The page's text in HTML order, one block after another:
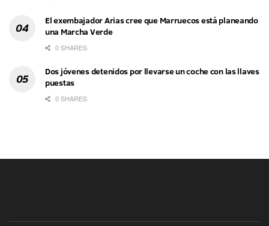
El exembajador Arias cree que Marruecos está planeando
una Marcha Verde
0 SHARES
Dos jóvenes detenidos por llevarse un coche con las llaves
puestas
0 SHARES